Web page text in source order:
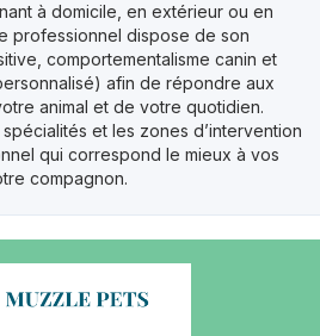
à domicile, en extérieur ou en
professionnel dispose de son
comportementalisme canin et
afin de répondre aux
animal et de votre quotidien.
et les zones d’intervention
qui correspond le mieux à vos
compagnon.